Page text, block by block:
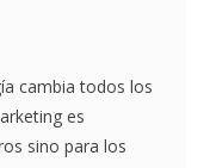
cambia todos los
es
sino para los